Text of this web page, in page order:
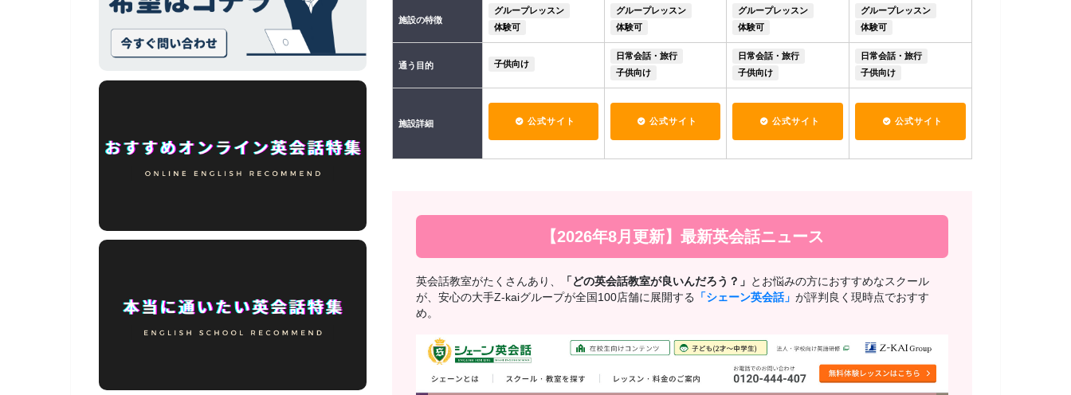
施設の特徴
グループレッスン
体験可
グループレッスン
体験可
グループレッスン
体験可
グループレッスン
体験可
通う目的 子供向け
日常会話・旅行
子供向け
日常会話・旅行
子供向け
日常会話・旅行
子供向け
施設詳細 公式サイト 公式サイト 公式サイト 公式サイト
【2026年8月更新】最新英会話ニュース
英会話教室がたくさんあり、 「どの英会話教室が良いんだろう？」 とお悩みの方におすすめなスクール
が、安心の大手Z-kaiグループが全国100店舗に展開する
「シェーン英会話」 が評判良く現時点でおすす
め。